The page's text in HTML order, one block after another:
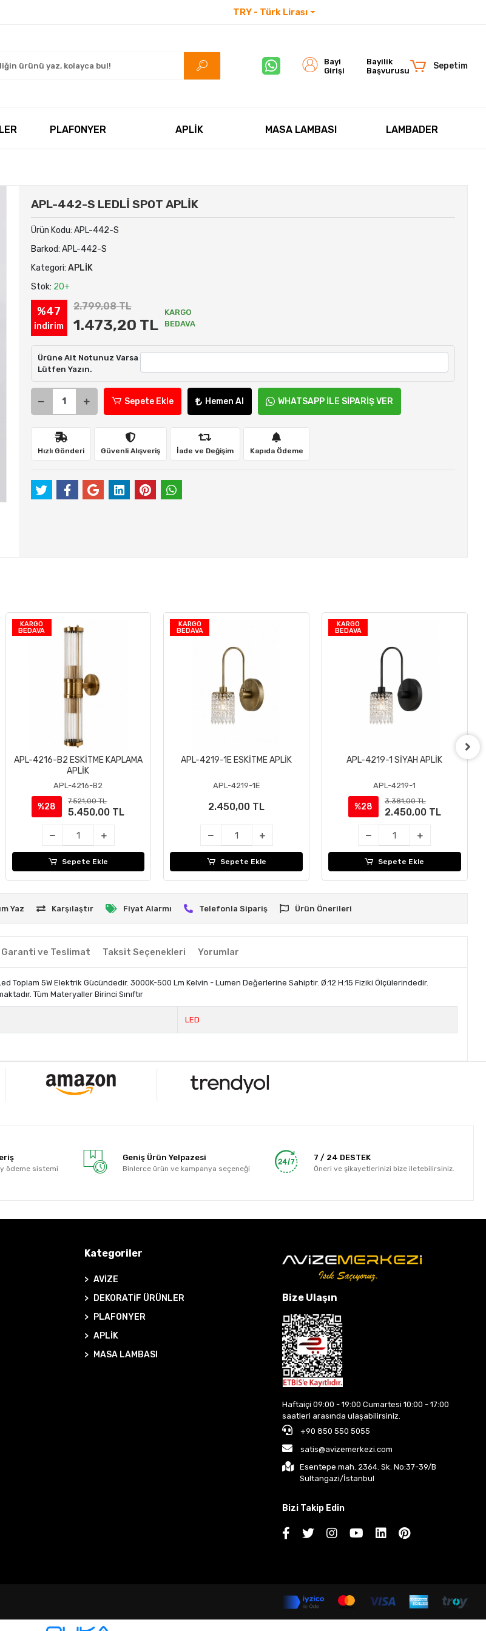
TRY - Türk Lirası
Bayi
Girişi
Bayilik
Başvurusu
Sepetim
PLAFONYER APLİK MASA LAMBASI LAMBADER
APL-442-S LEDLİ SPOT APLİK
Ürün Kodu: APL-442-S
Barkod: APL-442-S
Kategori: APLİK
Stok: 20+
%47
indirim
2.799,08 TL
1.473,20 TL
KARGO
BEDAVA
Ürüne Ait Notunuz Varsa
Lütfen Yazın.
Sepete Ekle Hemen Al WHATSAPP İLE SİPARİŞ VER
Hızlı Gönderi Güvenli Alışveriş İade ve Değişim Kapıda Ödeme
KARGO
BEDAVA
Sepete Ekle
APL-4216-B2 ESKİTME KAPLAMA
APLİK
APL-4216-B2
%28
7.521,00 TL
5.450,00 TL
Sepete Ekle
KARGO
BEDAVA
APL-4219-1E ESKİTME APLİK
APL-4219-1E
2.450,00 TL
Sepete Ekle
KARGO
BEDAVA
APL-4219-1 SİYAH APLİK
APL-4219-1
%28
3.381,00 TL
2.450,00 TL
Sepete Ekle
Yaz Karşılaştır Fiyat Alarmı Telefonla Sipariş Ürün Önerileri
Garanti ve Teslimat Taksit Seçenekleri Yorumlar
Toplam 5W Elektrik Gücündedir. 3000K-500 Lm Kelvin - Lumen Değerlerine Sahiptir. Ø:12 H:15 Fiziki Ölçülerindedir.
Tüm Materyaller Birinci Sınıftır
LED
ödeme sistemi
Geniş Ürün Yelpazesi
Binlerce ürün ve kampanya seçeneği
7 / 24 DESTEK
Öneri ve şikayetlerinizi bize iletebilirsiniz.
Kategoriler
AVİZE
DEKORATİF ÜRÜNLER
PLAFONYER
APLİK
MASA LAMBASI
Bize Ulaşın
Haftaiçi 09:00 - 19:00 Cumartesi 10:00 - 17:00
saatleri arasında ulaşabilirsiniz.
+90 850 550 5055
satis@avizemerkezi.com
Esentepe mah. 2364. Sk. No:37-39/B
Sultangazi/İstanbul
Bizi Takip Edin